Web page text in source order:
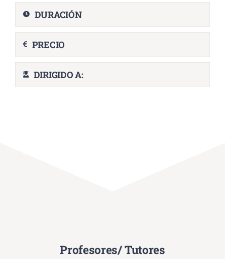
DURACIÓN
PRECIO
DIRIGIDO A:
Profesores/ Tutores